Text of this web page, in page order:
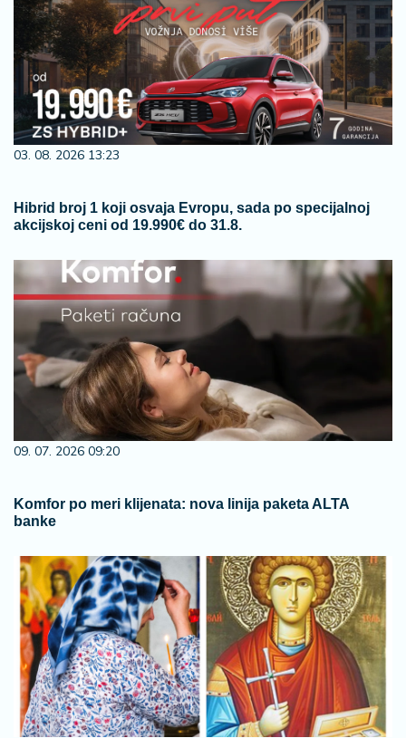
03. 08. 2026 13:23
Hibrid broj 1 koji osvaja Evropu, sada po specijalnoj
akcijskoj ceni od 19.990€ do 31.8.
09. 07. 2026 09:20
Komfor po meri klijenata: nova linija paketa ALTA
banke